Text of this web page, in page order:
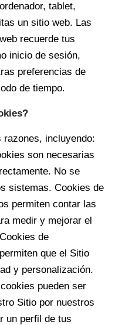
tablet,
un sitio web. Las
recuerde tus
inicio de sesión,
preferencias de
de tiempo.
incluyendo:
son necesarias
No se
sistemas. Cookies de
permiten contar las
medir y mejorar el
de
que el Sitio
y personalización.
pueden ser
Sitio por nuestros
un perfil de tus